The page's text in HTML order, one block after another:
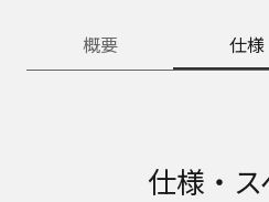
概要 仕様
仕様・ス